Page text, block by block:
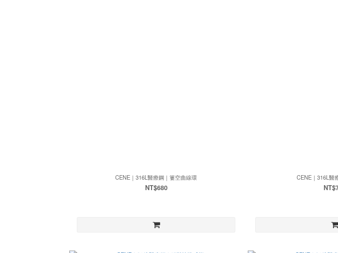
CENE｜316L醫療鋼｜簍空曲線環
NT$680
CENE｜316L醫